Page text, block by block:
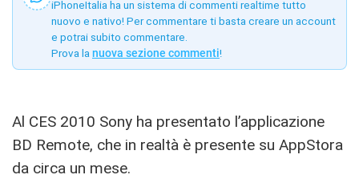
iPhoneItalia ha un sistema di commenti realtime tutto
nuovo e nativo! Per commentare ti basta creare un account
e potrai subito commentare.
Prova la nuova sezione commenti!
Al CES 2010 Sony ha presentato l’applicazione
BD Remote, che in realtà è presente su AppStora
da circa un mese.